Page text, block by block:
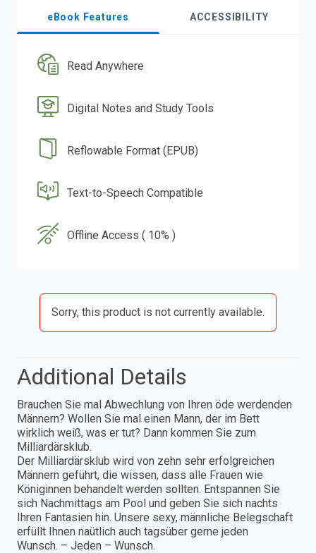
eBook Features ACCESSIBILITY
Read Anywhere
Digital Notes and Study Tools
Reflowable Format (EPUB)
Text-to-Speech Compatible
Offline Access ( 10% )
Sorry, this product is not currently available.
Additional Details
Brauchen Sie mal Abwechlung von Ihren öde werdenden
Männern? Wollen Sie mal einen Mann, der im Bett
wirklich weiß, was er tut? Dann kommen Sie zum
Milliardärsklub.
Der Milliardärsklub wird von zehn sehr erfolgreichen
Männern geführt, die wissen, dass alle Frauen wie
Königinnen behandelt werden sollten. Entspannen Sie
sich Nachmittags am Pool und geben Sie sich nachts
Ihren Fantasien hin. Unsere sexy, männliche Belegschaft
erfüllt Ihnen naütlich auch tagsüber gerne jeden
Wunsch. – Jeden – Wunsch.